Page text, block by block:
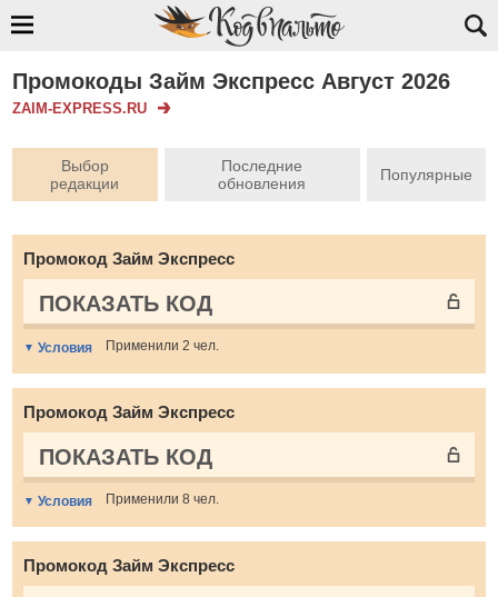
Промокоды Займ Экспресс Август 2026
ZAIM-EXPRESS.RU
Выбор
редакции
Последние
обновления
Популярные
Промокод Займ Экспресс
ПОКАЗАТЬ КОД
Условия Применили 2 чел.
Промокод Займ Экспресс
ПОКАЗАТЬ КОД
Условия Применили 8 чел.
Промокод Займ Экспресс